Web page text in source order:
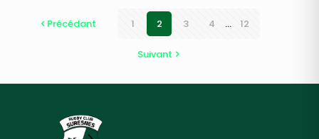
Précédant 1 2 3 4 ... 12
Suivant